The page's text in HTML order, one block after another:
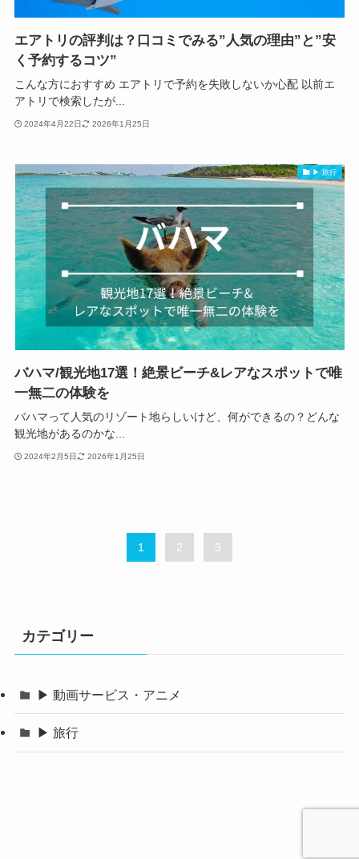
エアトリの評判は？口コミでみる”人気の理由”と”安
く予約するコツ”
こんな方におすすめ エアトリで予約を失敗しないか心配 以前エ
アトリで検索したが...
2024年4月22日 2026年1月25日
▶ 旅行
バハマ/観光地17選！絶景ビーチ&レアなスポットで唯
一無二の体験を
バハマって人気のリゾート地らしいけど、何ができるの？どんな
観光地があるのかな...
2024年2月5日 2026年1月25日
1 2 3
カテゴリー
▶ 動画サービス・アニメ
▶ 旅行